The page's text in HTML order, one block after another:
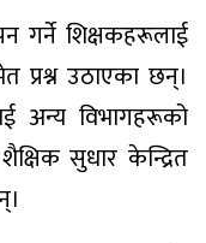
गर्ने शिक्षकहरूलाई
प्रश्न उठाएका छन्।
अन्य विभागहरूको
सुधार केन्द्रित